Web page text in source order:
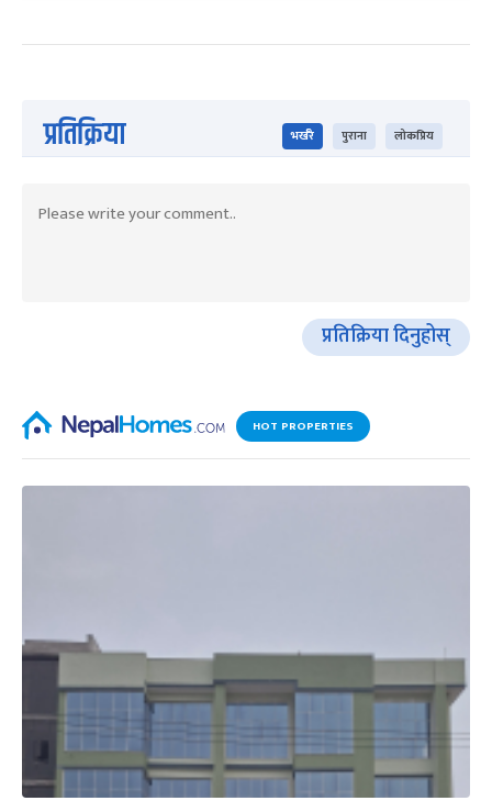
प्रतिक्रिया भर्खरै पुराना लोकप्रिय
प्रतिक्रिया दिनुहोस्
HOT PROPERTIES